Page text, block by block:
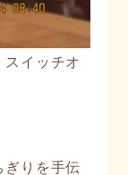
イッチオ
ぎりを手伝